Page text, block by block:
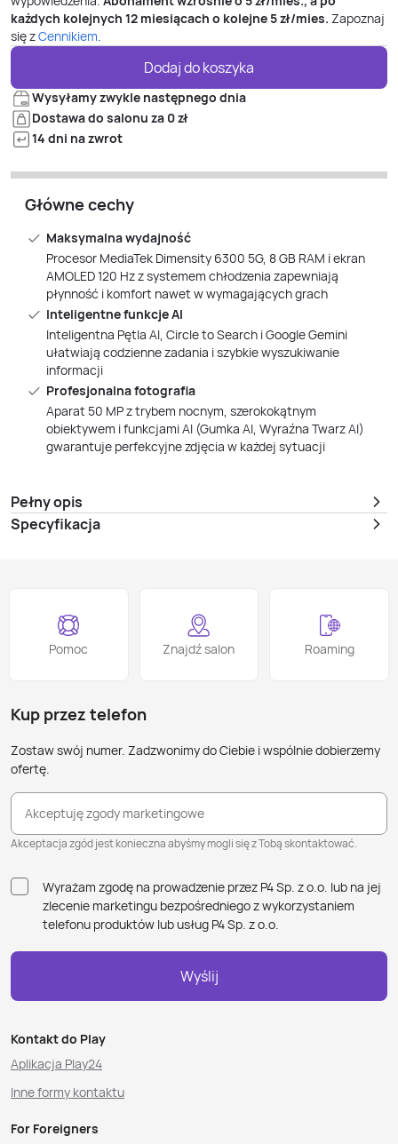
każdych kolejnych 12 miesiącach o kolejne5zł/mies. Zapoznaj
się zCennikiem.
Dodaj do koszyka
Wysyłamy zwykle następnego dnia
Dostawa do salonu za 0 zł
14 dni na zwrot
Główne cechy
Maksymalna wydajność
Procesor MediaTek Dimensity 6300 5G, 8 GB RAM i ekran
AMOLED 120 Hz z systemem chłodzenia zapewniają
płynność i komfort nawet w wymagających grach
Inteligentne funkcje AI
Inteligentna Pętla AI, Circle to Search i Google Gemini
ułatwiają codzienne zadania i szybkie wyszukiwanie
informacji
Profesjonalna fotografia
Aparat 50 MP z trybem nocnym, szerokokątnym
obiektywem i funkcjami AI (Gumka AI, Wyraźna Twarz AI)
gwarantuje perfekcyjne zdjęcia w każdej sytuacji
Pełny opis
Specyfikacja
Pomoc Znajdź salon Roaming
Kup przez telefon
Zostaw swój numer. Zadzwonimy do Ciebie i wspólnie dobierzemy
ofertę.
Akceptuję zgody marketingowe
Akceptacja zgód jest konieczna abyśmy mogli się z Tobą skontaktować.
Wyrażam zgodę na prowadzenie przez P4 Sp. z o.o. lub na jej
zlecenie marketingu bezpośredniego z wykorzystaniem
telefonu produktów lub usług P4 Sp. z o.o.
Wyślij
Kontakt do Play
Aplikacja Play24
Inne formy kontaktu
For Foreigners